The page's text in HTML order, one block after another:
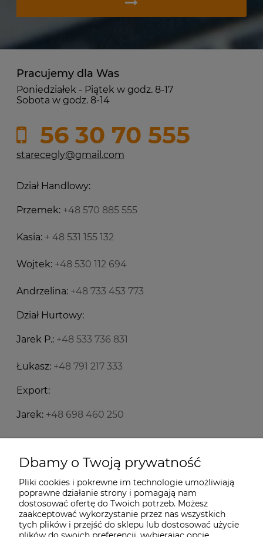
Pracujemy dla Was
Poniedziałek - Piątek w godz. 8-17
Sobota w godz. 8-14
56 30 70 555
starecegly@gmail.com
Dział Handlowy:
Przemek: +48 570 885 555
Kasia: + 48 531 155 132
Wojtek: +48 530 112 694
Andrzelina: +48 733 453 773
Dział Hurtowy:
Jarek P.: +48 533 736 831
Łukasz: +48 791 217 333
Export:
Jarek: +48 698 460 250
Starecegly.com
Płatności i dostawa
Moje konto
Dbamy o Twoją prywatność
Pliki cookies i pokrewne im technologie umożliwiają
poprawne działanie strony i pomagają nam
dostosować ofertę do Twoich potrzeb. Możesz
zaakceptować wykorzystanie przez nas wszystkich
tych plików i przejść do sklepu lub dostosować użycie